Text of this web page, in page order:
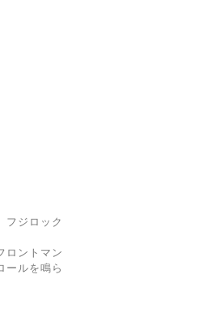
フジロック
ロントマン
ールを鳴ら